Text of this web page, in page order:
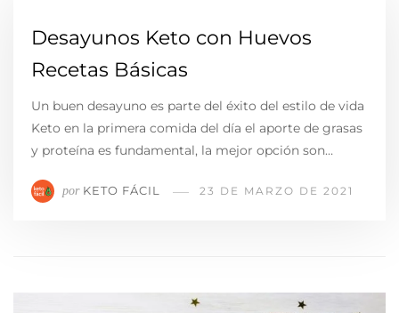
Desayunos Keto con Huevos
Recetas Básicas
Un buen desayuno es parte del éxito del estilo de vida
Keto en la primera comida del día el aporte de grasas
y proteína es fundamental, la mejor opción son…
por KETO FÁCIL 23 DE MARZO DE 2021